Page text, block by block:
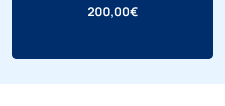
200,00€